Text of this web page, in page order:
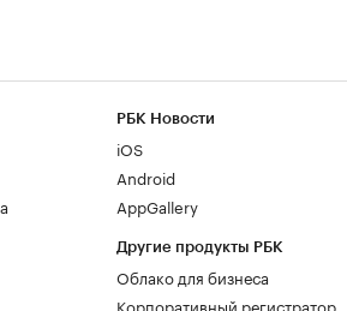
РБК Новости
iOS
Android
AppGallery
Другие продукты РБК
Облако для бизнеса
Корпоративный регистратор